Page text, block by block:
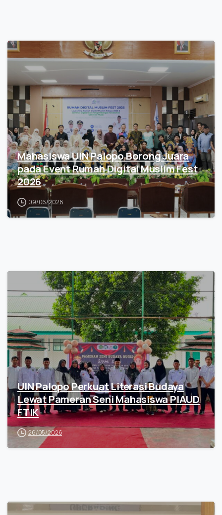
Mahasiswa UIN Palopo Borong Juara
pada Event Rumah Digital Muslim Fest
2026
09/06/2026
UIN Palopo Perkuat Literasi Budaya
Lewat Pameran Seni Mahasiswa PIAUD
FTIK
26/05/2026